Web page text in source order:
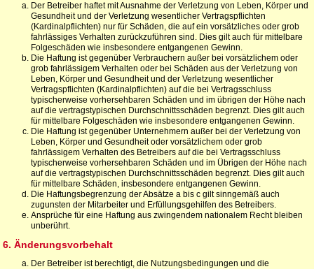
Der Betreiber haftet mit Ausnahme der Verletzung von Leben, Körper und
Gesundheit und der Verletzung wesentlicher Vertragspflichten
(Kardinalpflichten) nur für Schäden, die auf ein vorsätzliches oder grob
fahrlässiges Verhalten zurückzuführen sind. Dies gilt auch für mittelbare
Folgeschäden wie insbesondere entgangenen Gewinn.
Die Haftung ist gegenüber Verbrauchern außer bei vorsätzlichem oder
grob fahrlässigem Verhalten oder bei Schäden aus der Verletzung von
Leben, Körper und Gesundheit und der Verletzung wesentlicher
Vertragspflichten (Kardinalpflichten) auf die bei Vertragsschluss
typischerweise vorhersehbaren Schäden und im übrigen der Höhe nach
auf die vertragstypischen Durchschnittsschäden begrenzt. Dies gilt auch
für mittelbare Folgeschäden wie insbesondere entgangenen Gewinn.
Die Haftung ist gegenüber Unternehmern außer bei der Verletzung von
Leben, Körper und Gesundheit oder vorsätzlichem oder grob
fahrlässigem Verhalten des Betreibers auf die bei Vertragsschluss
typischerweise vorhersehbaren Schäden und im Übrigen der Höhe nach
auf die vertragstypischen Durchschnittsschäden begrenzt. Dies gilt auch
für mittelbare Schäden, insbesondere entgangenen Gewinn.
Die Haftungsbegrenzung der Absätze a bis c gilt sinngemäß auch
zugunsten der Mitarbeiter und Erfüllungsgehilfen des Betreibers.
Ansprüche für eine Haftung aus zwingendem nationalem Recht bleiben
unberührt.
6. Änderungsvorbehalt
Der Betreiber ist berechtigt, die Nutzungsbedingungen und die